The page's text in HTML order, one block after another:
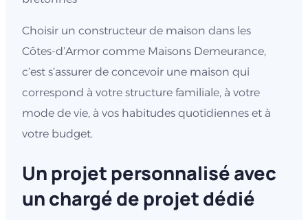
Choisir un constructeur de maison dans les
Côtes-d’Armor comme Maisons Demeurance,
c’est s’assurer de concevoir une maison qui
correspond à votre structure familiale, à votre
mode de vie, à vos habitudes quotidiennes et à
votre budget.
Un projet personnalisé avec
un chargé de projet dédié